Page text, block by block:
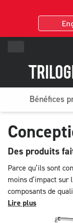
Bénéfices
Des produits
Parce qu’ils sont
moins d’impact sur
composants de
produits et leur
Lire plus